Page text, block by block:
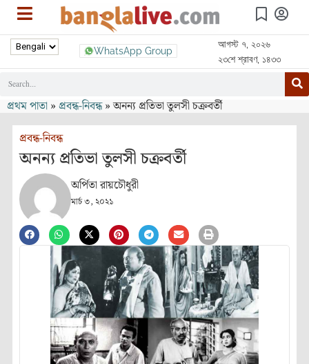
WhatsApp Group
আগস্ট ৭, ২০২৬
২৩শে শ্রাবণ, ১৪৩৩
প্রথম পাতা »প্রবন্ধ-নিবন্ধ»অনন্য প্রতিভা তুলসী চক্রবর্তী
প্রবন্ধ-নিবন্ধ
অনন্য প্রতিভা তুলসী চক্রবর্তী
অর্পিতা রায়চৌধুরী
মার্চ ৩, ২০২১